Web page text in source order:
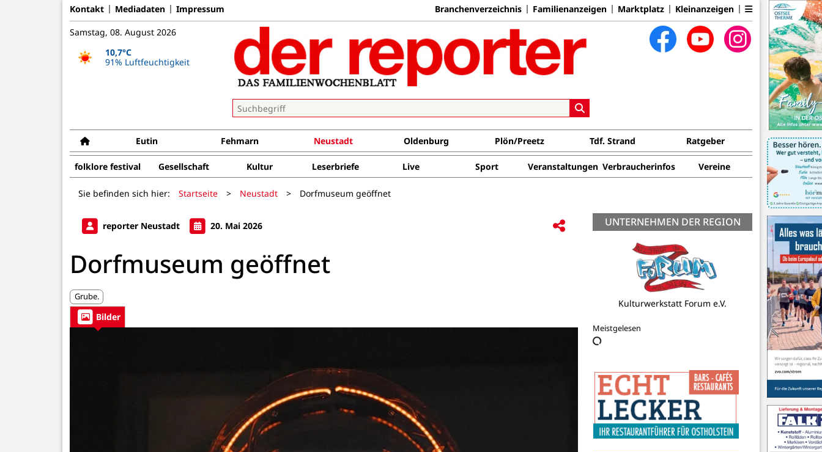
Kontakt Mediadaten Impressum Branchenverzeichnis Familienanzeigen Marktplatz Kleinanzeigen
Samstag, 08. August 2026
10,7°C
91% Luftfeuchtigkeit
Eutin Fehmarn Neustadt Oldenburg Plön/Preetz Tdf. Strand Ratgeber
folklore festival Gesellschaft Kultur Leserbriefe Live Sport Veranstaltungen Verbraucherinfos Vereine
Sie befinden sich hier: Startseite > Neustadt > Dorfmuseum geöffnet
reporter Neustadt 20. Mai 2026
Dorfmuseum geöffnet
Grube.
Bilder
UNTERNEHMEN DER REGION
Krohn
Meistgelesen